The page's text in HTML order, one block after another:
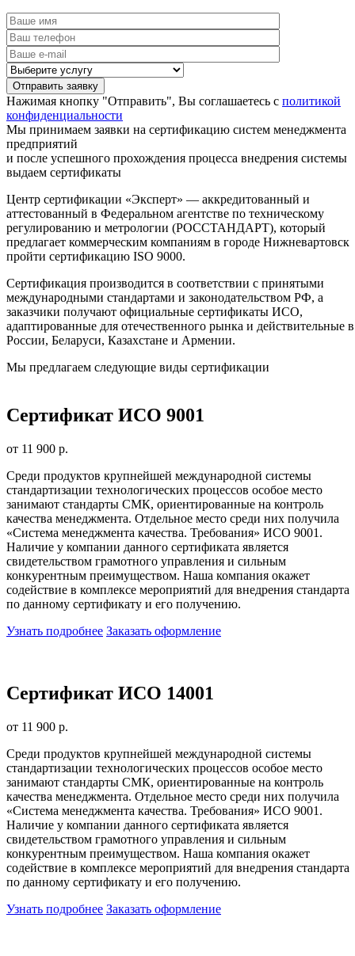
Нажимая кнопку "Отправить", Вы соглашаетесь с политикой
конфиденциальности
Мы принимаем заявки на сертификацию систем менеджмента
предприятий
и после успешного прохождения процесса внедрения системы
выдаем сертификаты
Центр сертификации «Эксперт» — аккредитованный и
аттестованный в Федеральном агентстве по техническому
регулированию и метрологии (РОССТАНДАРТ), который
предлагает коммерческим компаниям в городе Нижневартовск
пройти сертификацию ISO 9000.
Сертификация производится в соответствии с принятыми
международными стандартами и законодательством РФ, а
заказчики получают официальные сертификаты ИСО,
адаптированные для отечественного рынка и действительные в
России, Беларуси, Казахстане и Армении.
Мы предлагаем следующие виды сертификации
Сертификат ИСО 9001
от 11 900 р.
Среди продуктов крупнейшей международной системы
стандартизации технологических процессов особое место
занимают стандарты СМК, ориентированные на контроль
качества менеджмента. Отдельное место среди них получила
«Система менеджмента качества. Требования» ИСО 9001.
Наличие у компании данного сертификата является
свидетельством грамотного управления и сильным
конкурентным преимуществом. Наша компания окажет
содействие в комплексе мероприятий для внедрения стандарта
по данному сертификату и его получению.
Узнать подробнее Заказать оформление
Сертификат ИСО 14001
от 11 900 р.
Среди продуктов крупнейшей международной системы
стандартизации технологических процессов особое место
занимают стандарты СМК, ориентированные на контроль
качества менеджмента. Отдельное место среди них получила
«Система менеджмента качества. Требования» ИСО 9001.
Наличие у компании данного сертификата является
свидетельством грамотного управления и сильным
конкурентным преимуществом. Наша компания окажет
содействие в комплексе мероприятий для внедрения стандарта
по данному сертификату и его получению.
Узнать подробнее Заказать оформление